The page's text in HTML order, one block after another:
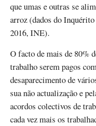
que umas e outras se
arroz (dados do
2016, INE).
O facto de mais de 80%
trabalho serem pagos
desaparecimento de
sua não actualização e
acordos colectivos de
cada vez mais os